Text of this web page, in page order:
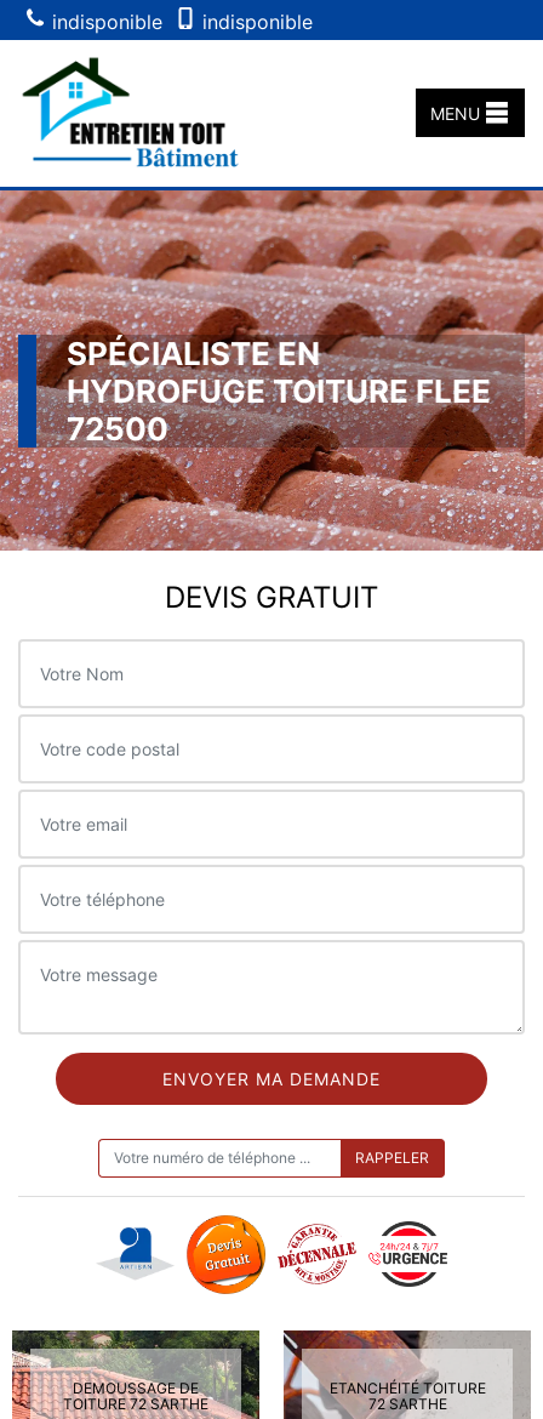
indisponible indisponible
MENU
SPÉCIALISTE EN
HYDROFUGE TOITURE FLEE
72500
DEVIS GRATUIT
DEMOUSSAGE DE
TOITURE 72 SARTHE
ETANCHÉITÉ TOITURE
72 SARTHE